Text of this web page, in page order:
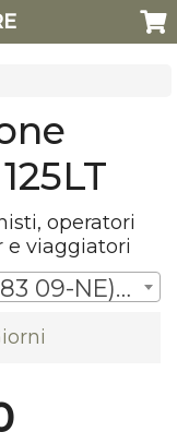
operatori
e viaggiatori
Colore Nero (#MILOPT-483 09-NE) | € 199,00